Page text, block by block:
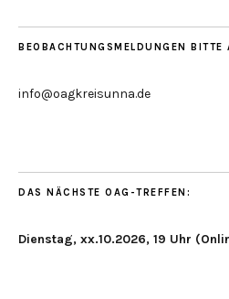
BEOBACHTUNGSMELDUNGEN BITTE
info@oagkreisunna.de
DAS NÄCHSTE OAG-TREFFEN:
Dienstag, xx.10.2026, 19 Uhr